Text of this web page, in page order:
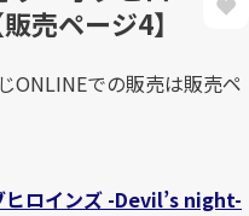
売ページ4】
ONLINEでの販売は販売ペ
ヒロインズ -Devil’s night-